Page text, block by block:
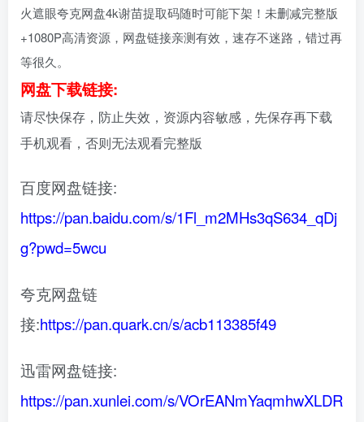
火遮眼夸克网盘4k谢苗提取码随时可能下架！未删减完整版
+1080P高清资源，网盘链接亲测有效，速存不迷路，错过再
等很久。
网盘下载链接:
请尽快保存，防止失效，资源内容敏感，先保存再下载
手机观看，否则无法观看完整版
百度网盘链接:
https://pan.baidu.com/s/1Fl_m2MHs3qS634_qDj
g?pwd=5wcu
夸克网盘链
接:https://pan.quark.cn/s/acb113385f49
迅雷网盘链接:
https://pan.xunlei.com/s/VOrEANmYaqmhwXLDR